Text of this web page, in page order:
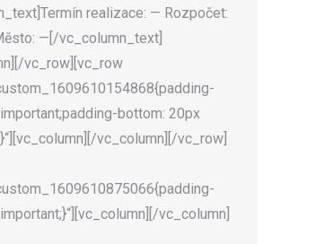
realizace: — Rozpočet:
—[/vc_column_text]
vc_row][vc_row
bottom: 20px
vc_column][/vc_row]
vc_column]